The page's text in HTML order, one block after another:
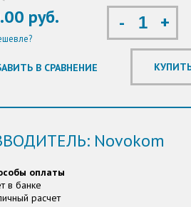
руб. - +
В СРАВНЕНИЕ
Novokom
оплаты
в банке
расчет